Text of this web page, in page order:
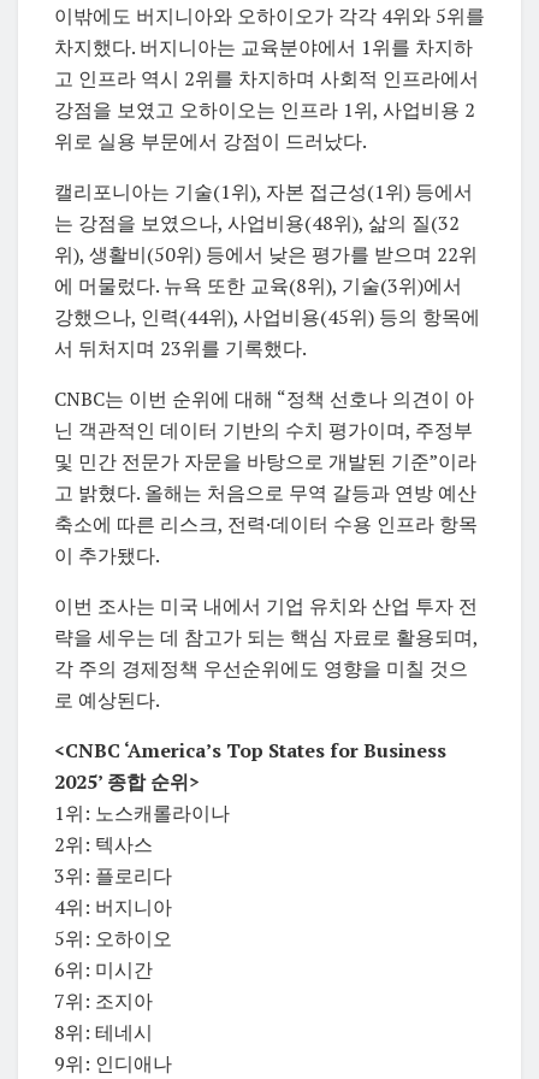
이밖에도 버지니아와 오하이오가 각각 4위와 5위를
차지했다. 버지니아는 교육분야에서 1위를 차지하
고 인프라 역시 2위를 차지하며 사회적 인프라에서
강점을 보였고 오하이오는 인프라 1위, 사업비용 2
위로 실용 부문에서 강점이 드러났다.
캘리포니아는 기술(1위), 자본 접근성(1위) 등에서
는 강점을 보였으나, 사업비용(48위), 삶의 질(32
위), 생활비(50위) 등에서 낮은 평가를 받으며 22위
에 머물렀다. 뉴욕 또한 교육(8위), 기술(3위)에서
강했으나, 인력(44위), 사업비용(45위) 등의 항목에
서 뒤처지며 23위를 기록했다.
CNBC는 이번 순위에 대해 “정책 선호나 의견이 아
닌 객관적인 데이터 기반의 수치 평가이며, 주정부
및 민간 전문가 자문을 바탕으로 개발된 기준”이라
고 밝혔다. 올해는 처음으로 무역 갈등과 연방 예산
축소에 따른 리스크, 전력·데이터 수용 인프라 항목
이 추가됐다.
이번 조사는 미국 내에서 기업 유치와 산업 투자 전
략을 세우는 데 참고가 되는 핵심 자료로 활용되며,
각 주의 경제정책 우선순위에도 영향을 미칠 것으
로 예상된다.
<CNBC ‘America’s Top States for Business
2025’ 종합 순위>
1위: 노스캐롤라이나
2위: 텍사스
3위: 플로리다
4위: 버지니아
5위: 오하이오
6위: 미시간
7위: 조지아
8위: 테네시
9위: 인디애나